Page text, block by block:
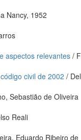
Nancy, 1952
aspectos relevantes /
civil de 2002 /
Sebastião de Oliveira
Reali
Eduardo Ribeiro de